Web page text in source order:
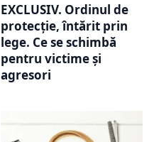
EXCLUSIV. Ordinul de
protecție, întărit prin
lege. Ce se schimbă
pentru victime și
agresori